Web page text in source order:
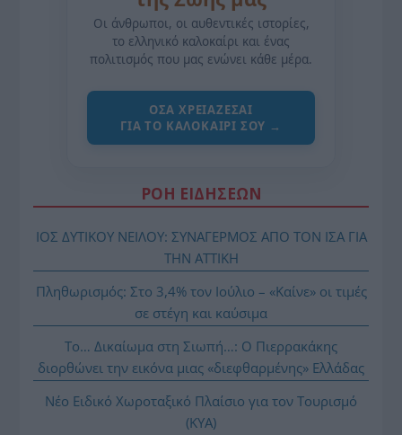
Οι άνθρωποι, οι αυθεντικές ιστορίες,
το ελληνικό καλοκαίρι και ένας
πολιτισμός που μας ενώνει κάθε μέρα.
ΌΣΑ ΧΡΕΙΆΖΕΣΑΙ
ΓΙΑ ΤΟ ΚΑΛΟΚΑΊΡΙ ΣΟΥ →
ΡΟΗ ΕΙΔΗΣΕΩΝ
ΙΟΣ ΔΥΤΙΚΟΥ ΝΕΙΛΟΥ: ΣΥΝΑΓΕΡΜΟΣ ΑΠΟ ΤΟΝ ΙΣΑ ΓΙΑ
ΤΗΝ ΑΤΤΙΚΗ
Πληθωρισμός: Στο 3,4% τον Ιούλιο – «Καίνε» οι τιμές
σε στέγη και καύσιμα
Το… Δικαίωμα στη Σιωπή…: Ο Πιερρακάκης
διορθώνει την εικόνα μιας «διεφθαρμένης» Ελλάδας
Νέο Ειδικό Χωροταξικό Πλαίσιο για τον Τουρισμό
(ΚΥΑ)